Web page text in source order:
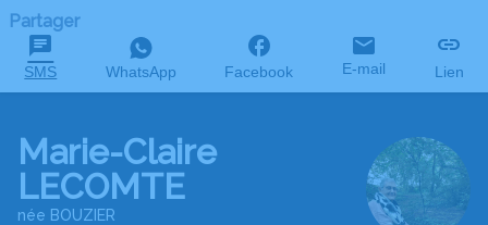
Partager
SMS WhatsApp Facebook E-mail Lien
Marie-Claire
LECOMTE
née BOUZIER